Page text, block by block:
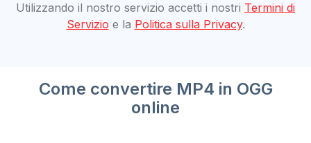
Utilizzando il nostro servizio accetti i nostri Termini di
Servizio e la Politica sulla Privacy.
Come convertire MP4 in OGG
online